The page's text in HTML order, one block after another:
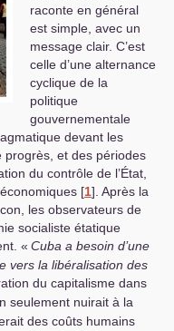
raconte en général
est simple, avec un
message clair. C’est
celle d’une alternance
cyclique de la
politique
gouvernementale
devant les
et des périodes
du contrôle de l’État,
[1] . Après la
les observateurs de
socialiste étatique
« Cuba a besoin d’une
vers la libéralisation des
du capitalisme dans
seulement nuirait à la
des coûts humains